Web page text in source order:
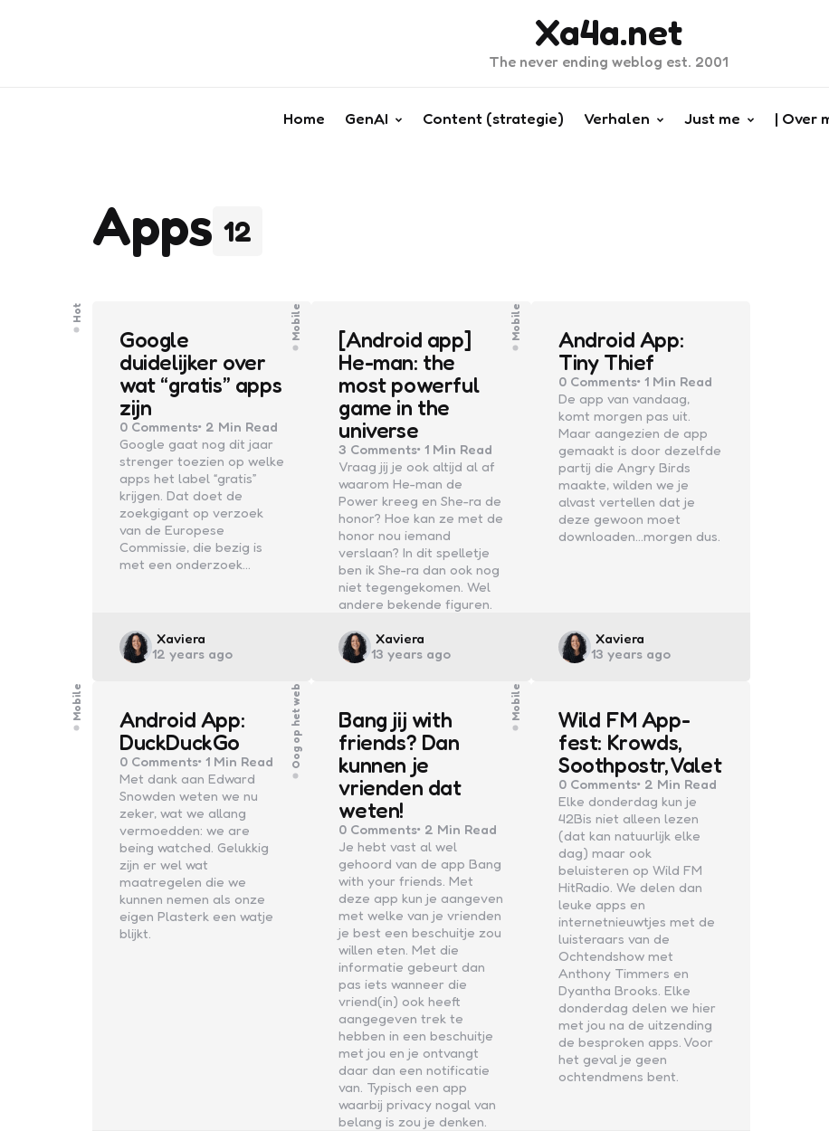
Xa4a.net
The never ending weblog est. 2001
Home GenAI Content (strategie) Verhalen Just me | Over
12
Apps
Hot
Google
duidelijker over
wat “gratis” apps
zijn
0 Comments 2 Min Read
Google gaat nog dit jaar
strenger toezien op welke
apps het label “gratis”
krijgen. Dat doet de
zoekgigant op verzoek
van de Europese
Commissie, die bezig is
met een onderzoek…
Posted
by
Xaviera
12 years ago
Mobile
[Android app]
He-man: the
most powerful
game in the
universe
3 Comments 1 Min Read
Vraag jij je ook altijd al af
waarom He-man de
Power kreeg en She-ra de
honor? Hoe kan ze met de
honor nou iemand
verslaan? In dit spelletje
ben ik She-ra dan ook nog
niet tegengekomen. Wel
andere bekende figuren.
Posted
by
Xaviera
13 years ago
Mobile
Android App:
Tiny Thief
0Comments 1 Min Read
De app van vandaag,
komt morgen pas uit.
Maar aangezien de app
gemaakt is door dezelfde
partij die Angry Birds
maakte, wilden we je
alvast vertellen dat je
deze gewoon moet
downloaden...morgen dus.
Posted
by
Xaviera
13 years ago
Mobile
Android App:
DuckDuckGo
0 Comments 1 Min Read
Met dank aan Edward
Snowden weten we nu
zeker, wat we allang
vermoedden: we are
being watched. Gelukkig
zijn er wel wat
maatregelen die we
kunnen nemen als onze
eigen Plasterk een watje
blijkt.
Oog op het web
Bang jij with
friends? Dan
kunnen je
vrienden dat
weten!
0 Comments 2 Min Read
Je hebt vast al wel
gehoord van de app Bang
with your friends. Met
deze app kun je aangeven
met welke van je vrienden
je best een beschuitje zou
willen eten. Met die
informatie gebeurt dan
pas iets wanneer die
vriend(in) ook heeft
aangegeven trek te
hebben in een beschuitje
met jou en je ontvangt
daar dan een notificatie
van. Typisch een app
waarbij privacy nogal van
belang is zou je denken.
Mobile
Wild FM App-
fest: Krowds,
Soothpostr, Valet
0Comments 2 Min Read
Elke donderdag kun je
42Bis niet alleen lezen
(dat kan natuurlijk elke
dag) maar ook
beluisteren op Wild FM
HitRadio. We delen dan
leuke apps en
internetnieuwtjes met de
luisteraars van de
Ochtendshow met
Anthony Timmers en
Dyantha Brooks. Elke
donderdag delen we hier
met jou na de uitzending
de besproken apps. Voor
het geval je geen
ochtendmens bent.